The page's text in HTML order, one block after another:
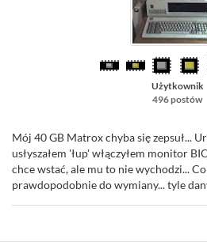
Użytkownik
496 postów
Mój 40 GB Matrox chyba się zepsuł...
usłyszałem 'łup' włączyłem monitor
chce wstać, ale mu to nie wychodzi...
prawdopodobnie do wymiany... tyle